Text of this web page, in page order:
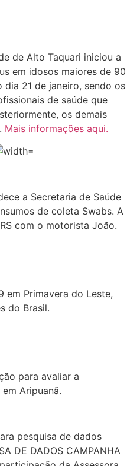
de Alto Taquari iniciou a
em idosos maiores de 90
21 de janeiro, sendo os
de saúde que
os demais
Mais informações aqui.
a Secretaria de Saúde
de coleta Swabs. A
com o motorista João.
em Primavera do Leste,
do Brasil.
para avaliar a
Aripuanã.
pesquisa de dados
DE DADOS CAMPANHA